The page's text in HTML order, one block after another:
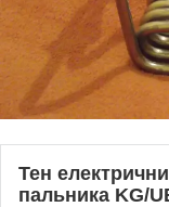
Тен
пальника KG/